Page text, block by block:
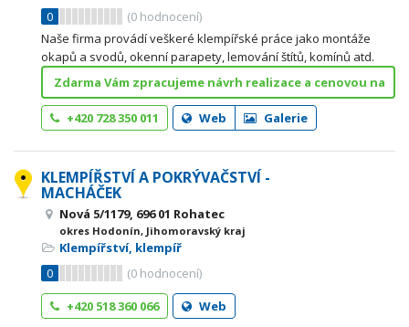
0
(0 hodnocení)
Naše firma provádí veškeré klempířské práce jako montáže
okapů a svodů, okenní parapety, lemování štítů, komínů atd.
Zdarma Vám zpracujeme návrh realizace a cenovou na
+420 728 350 011 Web Galerie
KLEMPÍŘSTVÍ A POKRÝVAČSTVÍ -
MACHÁČEK
Nová 5/1179, 696 01 Rohatec
okres Hodonín, Jihomoravský kraj
Klempířství, klempíř
0
(0 hodnocení)
+420 518 360 066
Web